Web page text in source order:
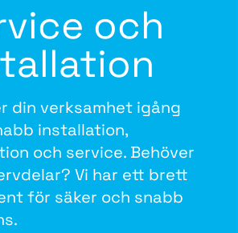
och
din verksamhet igång
installation,
och service. Behöver
Vi har ett brett
för säker och snabb